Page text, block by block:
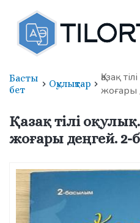
Басты
бет
Оқулықтар
Қазақ
жоғары
Қазақ тілі
жоғары деңгей.